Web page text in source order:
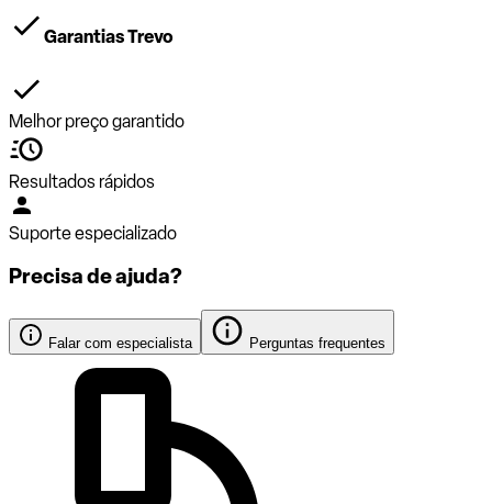
Garantias Trevo
Melhor preço garantido
Resultados rápidos
Suporte especializado
Precisa de ajuda?
Falar com especialista Perguntas frequentes